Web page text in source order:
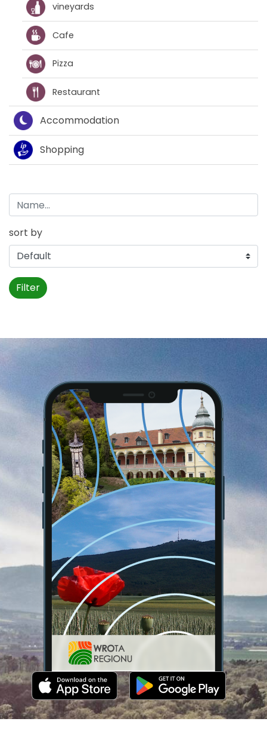
vineyards
Cafe
Pizza
Restaurant
Accommodation
Shopping
sort by
Filter